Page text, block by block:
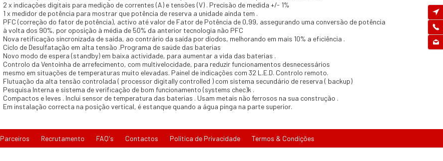
2 x indicações digitais para medição de correntes (A) e tensões (V) . Precisão de medida +/- 1%
1 x medidor de potência para mostrar que potência de reserva a unidade ainda tem .
PFC (correção do fator de potência), activo até valor de Fator de Potência de 0,99, assegurando uma conversão de potência
à volta dos 90%, por oposição à média de 50% da anterior tecnologia não PFC
Nova retificação sincronizada de saída, ao contrário da saída por díodos, melhorando em mais 10% a eficiência .
Ciclo de Desulfatação em alta tensão .Programa de saúde das baterias
Novo modo de espera (standby) em baixa actividade, para aumentar a vida das baterias .
Controlo da Ventoínha de arrefecimento, com multivelocidade, para reduzir funcionamentos desnecessários
mesmo em situações de temperaturas muito elevadas. Painel de indicações com 32 L.E.D. Controlo remoto.
Flutuação da alta tensão controlada ( processor digitally controlled ) com sistema secundário de reserva ( backup)
Pesquisa Interna e sistema de verificação de bom funcionamento (systems chec)k .
Compactos e leves . Inclui sensor de temperatura das baterias . Usam metais não ferrosos na sua construção .
Em instalação correcta na posição vertical, é estanque quando a água pinga na parte superior.
Parceiros Recrutamento FAQ's Contactos Política de Privacidade Termos & Condições